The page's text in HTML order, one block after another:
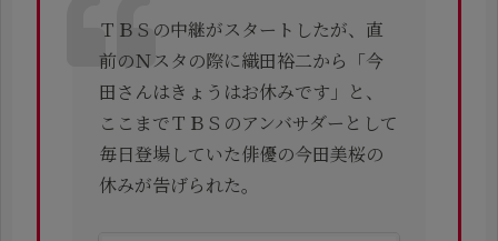
ＴＢＳの中継がスタートしたが、直
前のＮスタの際に織田裕二から「今
田さんはきょうはお休みです」と、
ここまでＴＢＳのアンバサダーとして
毎日登場していた俳優の今田美桜の
休みが告げられた。